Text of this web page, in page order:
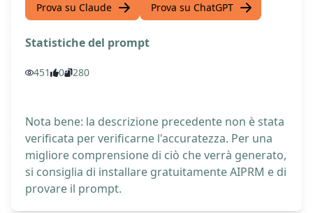
Prova su Claude Prova su ChatGPT
Statistiche del prompt
451 0 280
Nota bene: la descrizione precedente non è stata
verificata per verificarne l'accuratezza. Per una
migliore comprensione di ciò che verrà generato,
si consiglia di installare gratuitamente AIPRM e di
provare il prompt.